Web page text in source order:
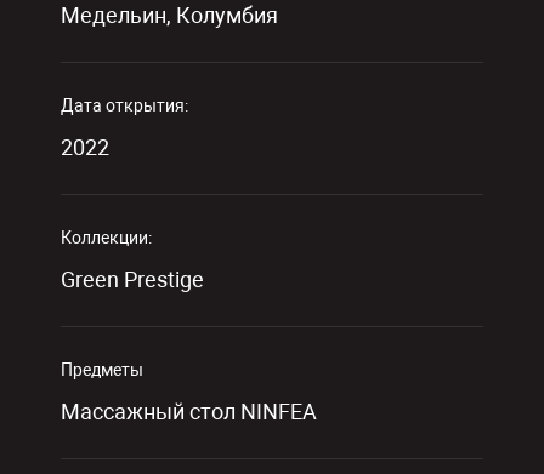
Медельин, Колумбия
Дата открытия:
2022
Коллекции:
Green Prestige
Предметы
Массажный стол NINFEA